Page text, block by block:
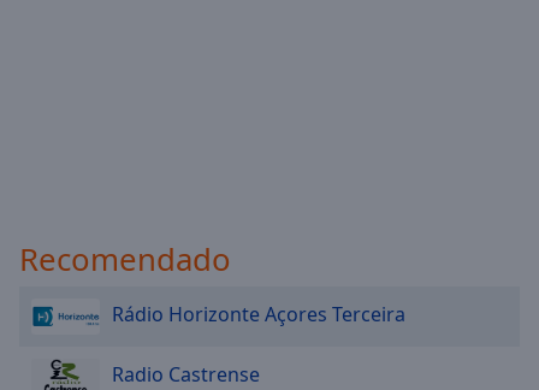
Recomendado
Rádio Horizonte Açores Terceira
Radio Castrense